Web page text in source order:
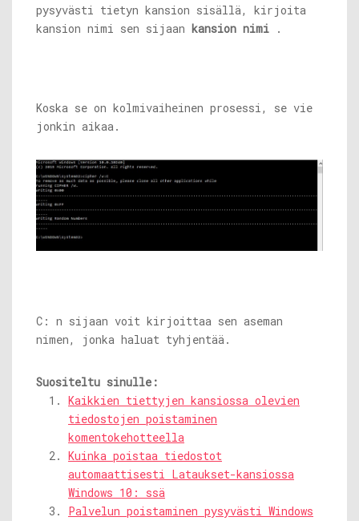
pysyvästi tietyn kansion sisällä, kirjoita
kansion nimi sen sijaan kansion nimi .
Koska se on kolmivaiheinen prosessi, se vie
jonkin aikaa.
C: n sijaan voit kirjoittaa sen aseman
nimen, jonka haluat tyhjentää.
Suositeltu sinulle:
Kaikkien tiettyjen kansiossa olevien
tiedostojen poistaminen
komentokehotteella
Kuinka poistaa tiedostot
automaattisesti Lataukset-kansiossa
Windows 10: ssä
Palvelun poistaminen pysyvästi Windows